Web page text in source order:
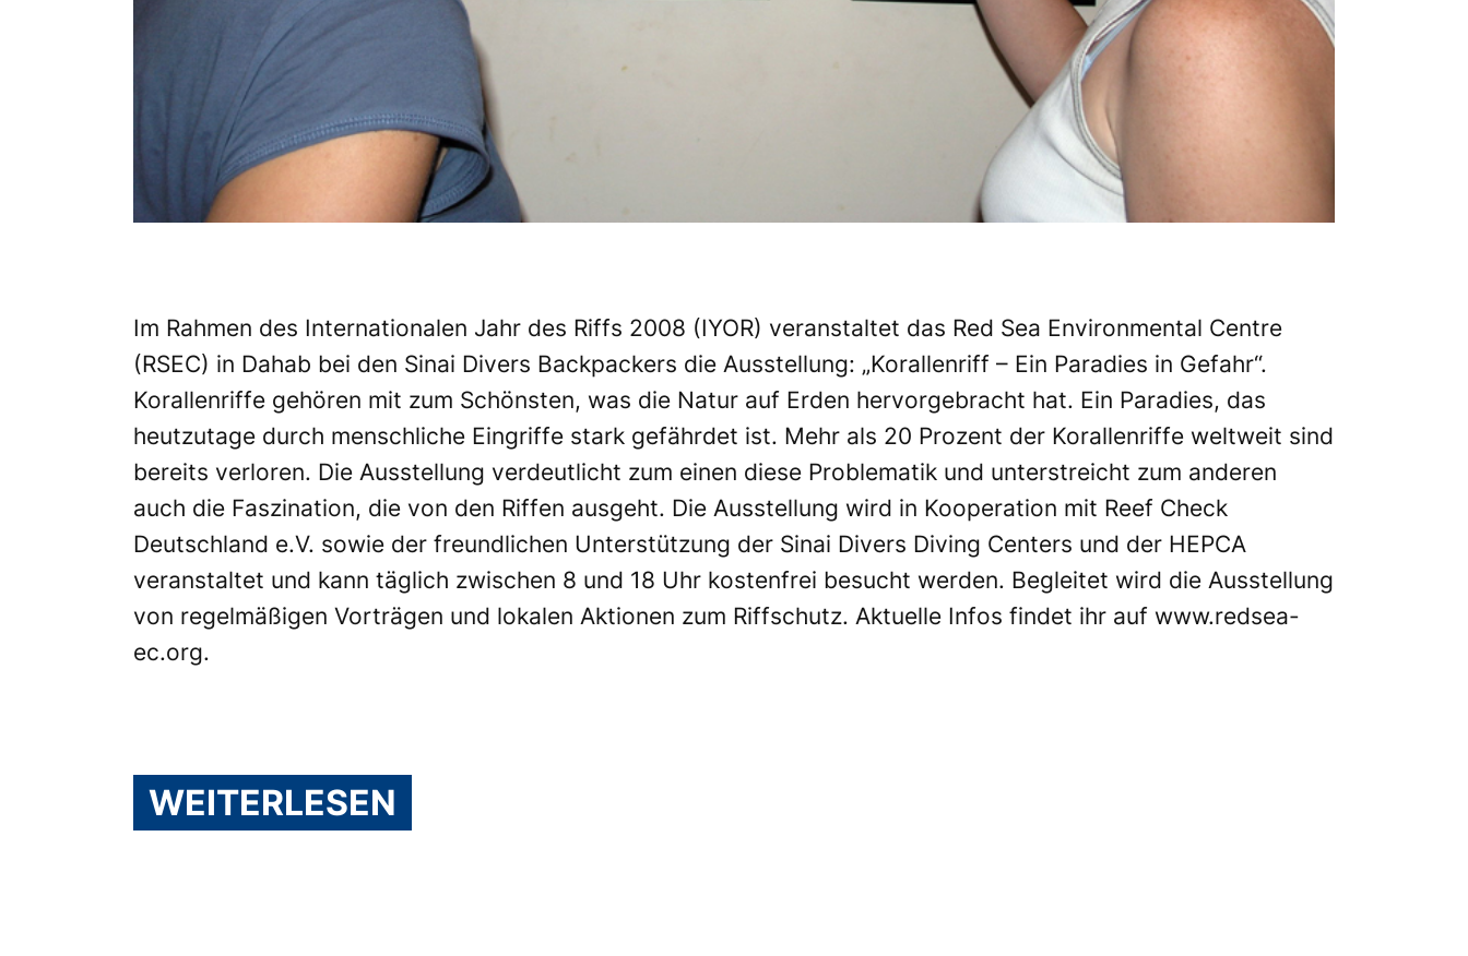
Im Rahmen des Internationalen Jahr des Riffs 2008 (IYOR) veranstaltet das Red Sea Environmental Centre
(RSEC) in Dahab bei den Sinai Divers Backpackers die Ausstellung: „Korallenriff – Ein Paradies in Gefahr“.
Korallenriffe gehören mit zum Schönsten, was die Natur auf Erden hervorgebracht hat. Ein Paradies, das
heutzutage durch menschliche Eingriffe stark gefährdet ist. Mehr als 20 Prozent der Korallenriffe weltweit sind
bereits verloren. Die Ausstellung verdeutlicht zum einen diese Problematik und unterstreicht zum anderen
auch die Faszination, die von den Riffen ausgeht. Die Ausstellung wird in Kooperation mit Reef Check
Deutschland e.V. sowie der freundlichen Unterstützung der Sinai Divers Diving Centers und der HEPCA
veranstaltet und kann täglich zwischen 8 und 18 Uhr kostenfrei besucht werden. Begleitet wird die Ausstellung
von regelmäßigen Vorträgen und lokalen Aktionen zum Riffschutz. Aktuelle Infos findet ihr auf www.redsea-
ec.org.
WEITERLESEN